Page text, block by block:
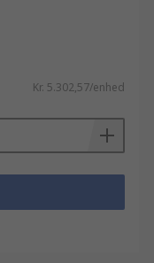
Kr. 5.302,57/enhed